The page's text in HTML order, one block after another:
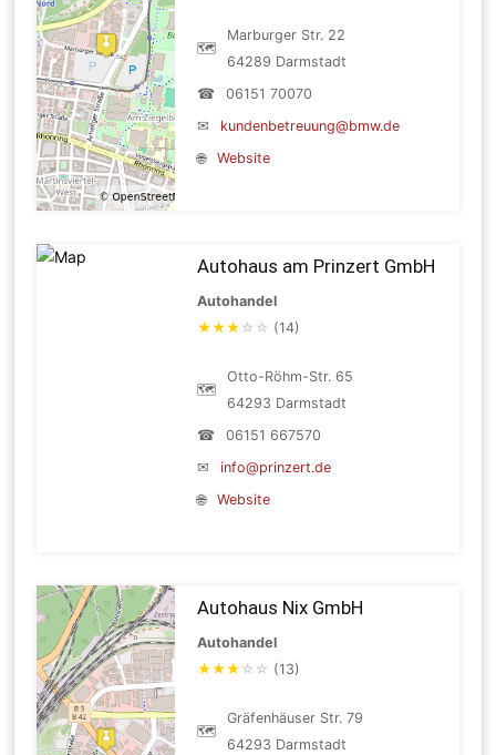
🗺
Marburger Str. 22
64289 Darmstadt
☎
06151 70070
✉
kundenbetreuung@bmw.de
🌐
Website
Autohaus am Prinzert GmbH
Autohandel
★★★ ☆ ☆ (14)
🗺
Otto-Röhm-Str. 65
64293 Darmstadt
☎
06151 667570
✉
info@prinzert.de
🌐
Website
Autohaus Nix GmbH
Autohandel
★★★ ☆ ☆ (13)
🗺
Gräfenhäuser Str. 79
64293 Darmstadt